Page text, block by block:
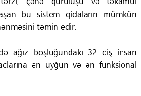
bu sistem qidaların mümkün
təmin edir.
ağız boşluğundakı 32 diş insan
ən uyğun və ən funksional